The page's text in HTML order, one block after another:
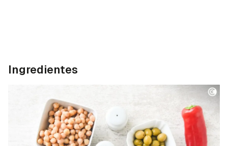
Ingredientes